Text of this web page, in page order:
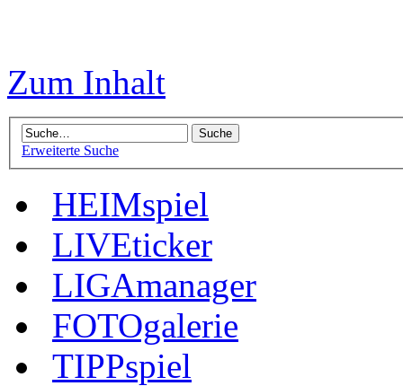
Zum Inhalt
Erweiterte Suche
HEIMspiel
LIVEticker
LIGAmanager
FOTOgalerie
TIPPspiel